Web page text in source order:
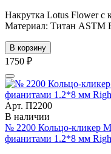
Накрутка Lotus Flower с
Материал: Титан ASTM
В корзину
1750 ₽
Арт. П2200
В наличии
№ 2200 Кольцо-кликер
фианитами 1.2*8 мм